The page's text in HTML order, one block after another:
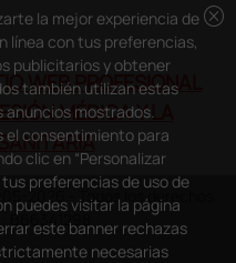
WEB PROFESIONAL
MÉDICA Y LA
2026 - Todos los derechos
B66341298
cancel
la mejor experiencia de
línea con tus preferencias,
publicitarios y obtener
también utilizan estas
anuncios mostrados.
el consentimiento para
clic en “Personalizar
preferencias de uso de
puedes visitar la página
este banner rechazas
necesarias